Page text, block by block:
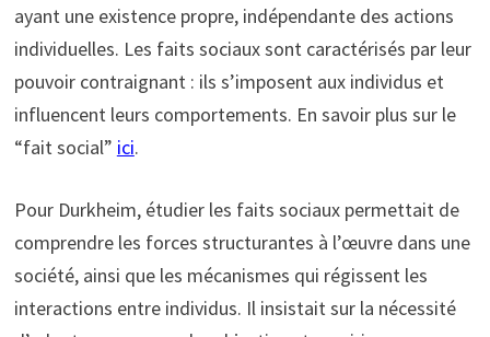
ayant une existence propre, indépendante des actions
individuelles. Les faits sociaux sont caractérisés par leur
pouvoir contraignant : ils s’imposent aux individus et
influencent leurs comportements. En savoir plus sur le
“fait social” ici.
Pour Durkheim, étudier les faits sociaux permettait de
comprendre les forces structurantes à l’œuvre dans une
société, ainsi que les mécanismes qui régissent les
interactions entre individus. Il insistait sur la nécessité